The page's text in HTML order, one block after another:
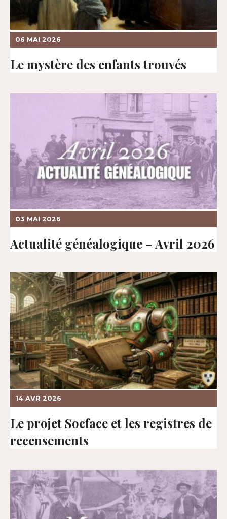
06 MAI 2026
Le mystère des enfants trouvés
03 MAI 2026
Actualité généalogique – Avril 2026
14 AVR 2026
Le projet Socface et les registres de
recensements